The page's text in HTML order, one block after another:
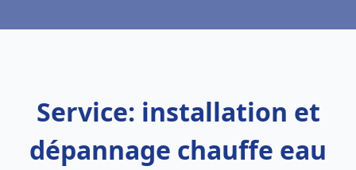
Service: installation et
dépannage chauffe eau